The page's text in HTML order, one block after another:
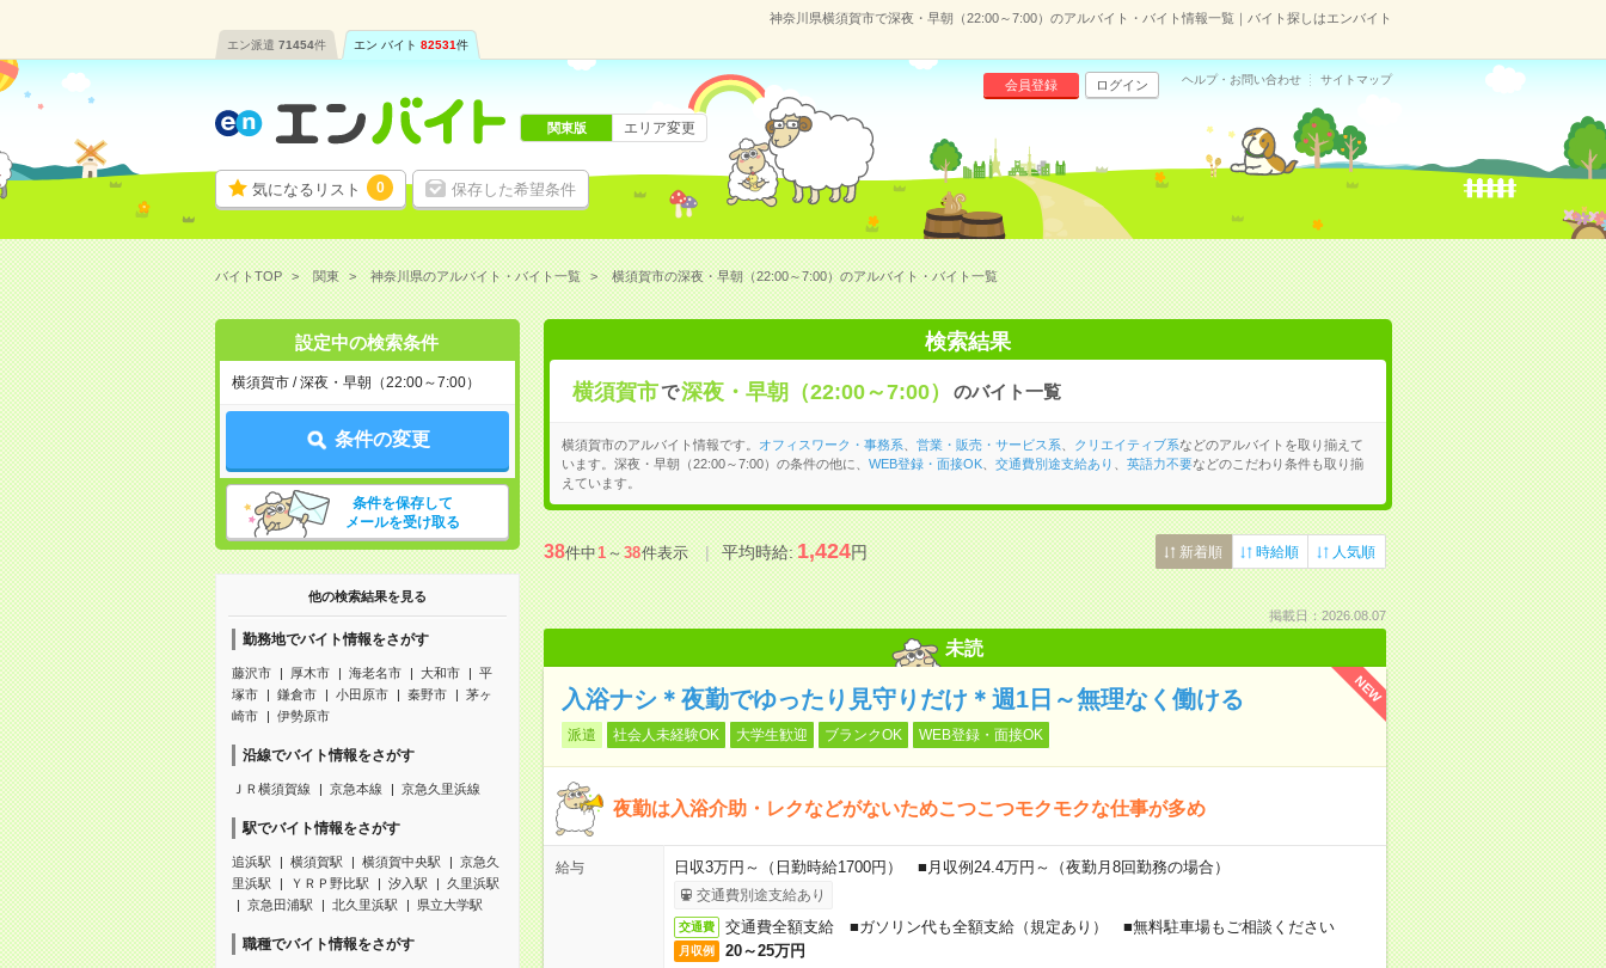
神奈川県横須賀市で深夜・早朝（22:00～7:00）のアルバイト・バイト情報一覧｜バイト探しはエンバイト
エン派遣 71454件 エン バイト 82531件
気になるリスト 0 保存した希望条件
会員登録 ログイン ヘルプ・お問い合わせ サイトマップ
関東版 エリア変更
バイトTOP 関東 神奈川県のアルバイト・バイト一覧 横須賀市の深夜・早朝（22:00～7:00）のアルバイト・バイト一覧
設定中の検索条件
横須賀市 / 深夜・早朝（22:00～7:00）
条件の変更
条件を保存して
メールを受け取る
他の検索結果を見る
勤務地でバイト情報をさがす
藤沢市 厚木市 海老名市 大和市
平
塚市
鎌倉市 小田原市 秦野市
茅ヶ
崎市
伊勢原市
沿線でバイト情報をさがす
ＪＲ横須賀線 京急本線 京急久里浜線
駅でバイト情報をさがす
追浜駅 横須賀駅 横須賀中央駅
京急久
里浜駅
ＹＲＰ野比駅 汐入駅
久里浜駅
京急田浦駅
北久里浜駅 県立大学駅
職種でバイト情報をさがす
検索結果
横須賀市で深夜・早朝（22:00～7:00） のバイト一覧
横須賀市のアルバイト情報です。 オフィスワーク・事務系 営業・販売・サービス系 クリエイティブ系などのアルバイトを取り揃えて
います。深夜・早朝（22:00～7:00）の条件の他に、 WEB登録・面接OK、 交通費別途支給あり 英語力不要などのこだわり条件も取り揃
えています。
38件中1～38件表示 平均時給:1,424円 新着順 時給順 人気順
掲載日：2026.08.07
未読
NEW
入浴ナシ＊夜勤でゆったり見守りだけ＊週1日～無理なく働ける
派遣 社会人未経験OK 大学生歓迎 ブランクOK WEB登録・面接OK
夜勤は入浴介助・レクなどがないためこつこつモクモクな仕事が多め
給与 日収3万円～（日勤時給1700円） ■月収例24.4万円～（夜勤月8回勤務の場合）
交通費別途支給あり
交通費 交通費全額支給 ■ガソリン代も全額支給（規定あり） ■無料駐車場もご相談ください
月収例 20～25万円